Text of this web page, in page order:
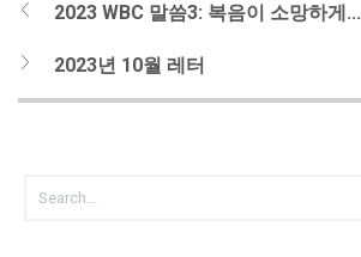
2023 WBC 말씀3: 복음이 소망하게...
2023년 10월 레터